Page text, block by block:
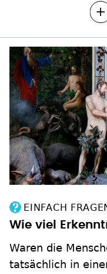
EINFACH
Wie viel
Waren die
tatsächlich in